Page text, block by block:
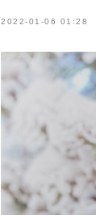
2022-01-06 01:28